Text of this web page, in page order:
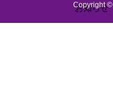
お知らせ
Copyright